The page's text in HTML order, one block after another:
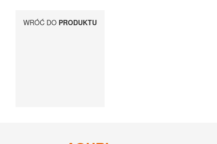
BOXY NA HAK I AKCESORIA
WRÓĆ DO PRODUKTU